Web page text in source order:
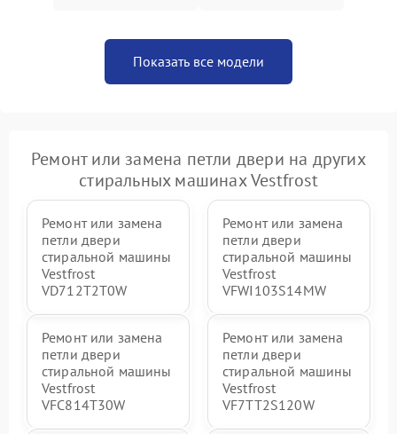
Показать все модели
Ремонт или замена петли двери на других
стиральных машинах Vestfrost
Ремонт или замена
петли двери
стиральной машины
Vestfrost
VD712T2T0W
Ремонт или замена
петли двери
стиральной машины
Vestfrost
VFWI103S14MW
Ремонт или замена
петли двери
стиральной машины
Vestfrost
VFC814T30W
Ремонт или замена
петли двери
стиральной машины
Vestfrost
VF7TT2S120W